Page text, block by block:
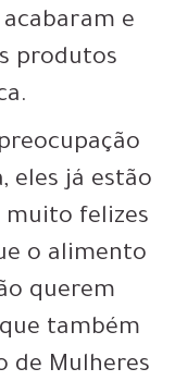
e
produtos
eles já estão
muito felizes
o alimento
querem
também
de Mulheres